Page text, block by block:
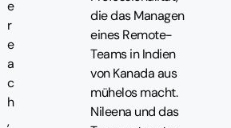
e
r
e
a
c
h
,
die das Managen
eines Remote-
Teams in Indien
von Kanada aus
mühelos macht.
Nileena und das